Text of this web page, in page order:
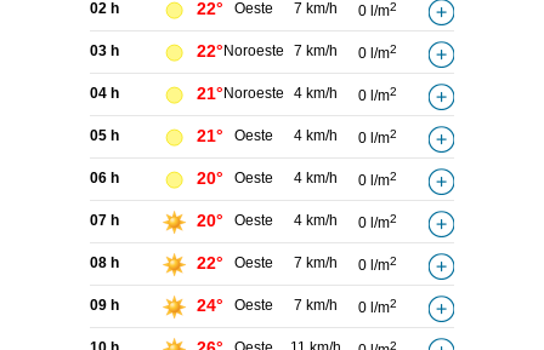
02 h 22° Oeste 7 km/h 0 l/m2
03 h 22° Noroeste 7 km/h 0 l/m2
04 h 21° Noroeste 4 km/h 0 l/m2
05 h 21° Oeste 4 km/h 0 l/m2
06 h 20° Oeste 4 km/h 0 l/m2
07 h 20° Oeste 4 km/h 0 l/m2
08 h 22° Oeste 7 km/h 0 l/m2
09 h 24° Oeste 7 km/h 0 l/m2
2